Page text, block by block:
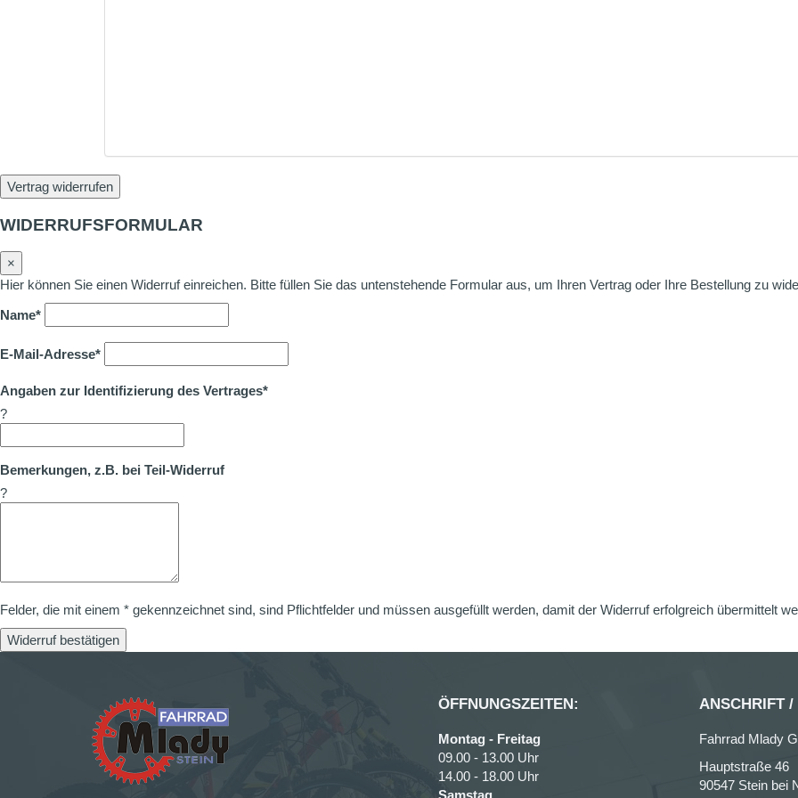
Vertrag widerrufen
WIDERRUFSFORMULAR
×
Hier können Sie einen Widerruf einreichen. Bitte füllen Sie das untenstehende Formular aus, um Ihren Vertrag oder Ihre Bestellung zu
Name*
E-Mail-Adresse*
Angaben zur Identifizierung des Vertrages*
?
Bemerkungen, z.B. bei Teil-Widerruf
?
Felder, die mit einem * gekennzeichnet sind, sind Pflichtfelder und müssen ausgefüllt werden, damit der Widerruf erfolgreich übermittelt
Widerruf bestätigen
ÖFFNUNGSZEITEN:
Montag - Freitag
09.00 - 13.00 Uhr
14.00 - 18.00 Uhr
Samstag
ANSCHRIFT /
Fahrrad Mlady
Hauptstraße 46
90547 Stein bei